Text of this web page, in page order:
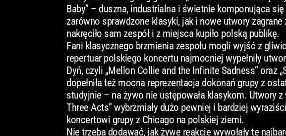
Baby” – duszna, industrialna i świetnie komponująca
zarówno sprawdzone klasyki, jak i nowe utwory
nakręciło sam zespół i z miejsca kupiło polską publikę.
Fani klasycznego brzmienia zespołu mogli wyjść z
repertuar polskiego koncertu najmocniej wypełniły
Dyń, czyli „Mellon Collie and the Infinite Sadness” oraz
dopełniła też mocna reprezentacja dokonań grupy z
studyjnie – na żywo nie ustępowała klasykom. Utwory
Three Acts” wybrzmiały dużo pewniej i bardziej
koncertowi grupy z Chicago na polskiej ziemi.
Nie trzeba dodawać, jak żywe reakcje wywołały te